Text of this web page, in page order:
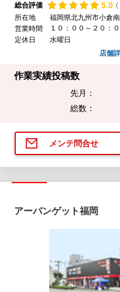
総合評価 5.0 (
所在地
福岡県北九州市小倉
営業時間
１０：００～２０：０
定休日
水曜日
店舗
作業実績投稿数
先月：
総数：
メンテ問合せ
アーバンゲット福岡